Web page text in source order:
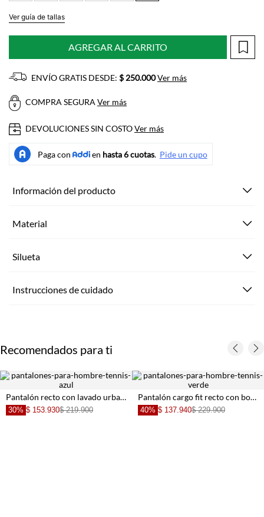
Ver guía de tallas
AGREGAR AL CARRITO
ENVÍO GRATIS DESDE: $ 250.000Ver más
COMPRA SEGURA Ver más
DEVOLUCIONES SIN COSTOVer más
Información del producto
Material
Silueta
Instrucciones de cuidado
Recomendados para ti
Pantalón recto con lavado urbano en algodón gris para hombre
30% $ 153.930$ 219.900
Pantalón cargo fit recto con bolsillos laterales en algodón verde oliva para hombre
40% $ 137.940$ 229.900